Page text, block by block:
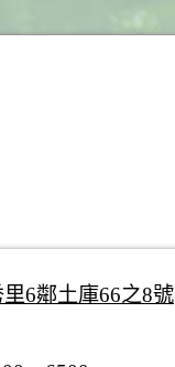
6鄰土庫66之8號